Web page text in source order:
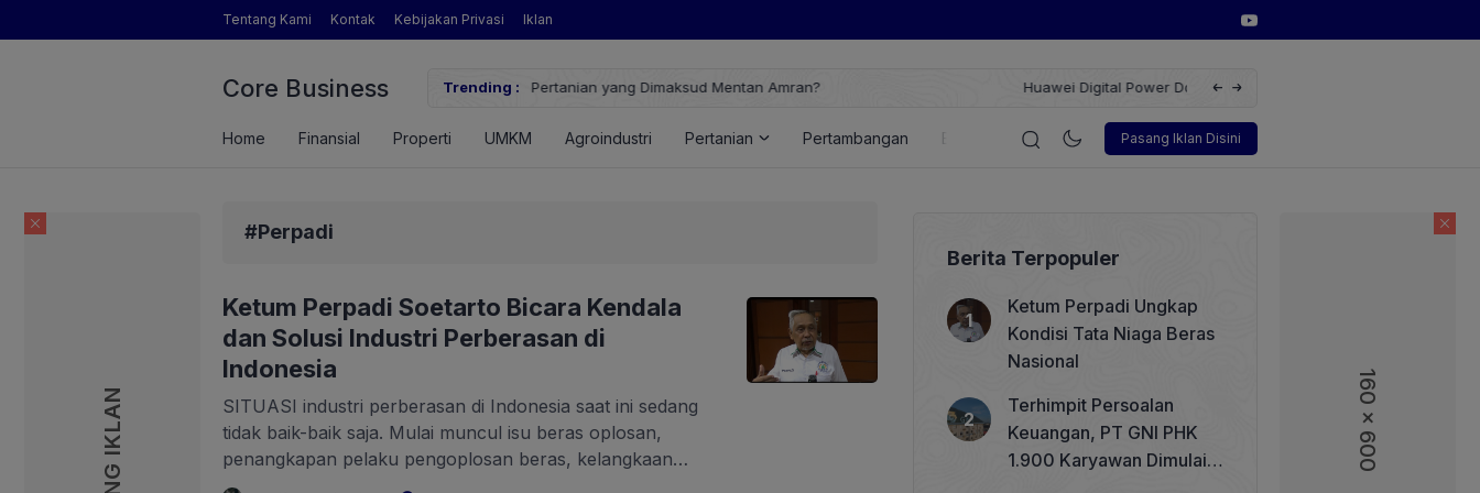
160 x 600
Tentang Kami Kontak Kebijakan Privasi Iklan
Core Business Trending :
Inikah Sosok Pengamat Pertanian yang Dimaksud Mentan Amran?
Huawei Digital Power Dorong Indonesia Menuju Revolusi Energi Terbarukan dengan Solusi
Pasang Iklan Disini
Home Finansial Properti UMKM Agroindustri Pertanian Pertambangan Energi Korporasi Teknologi Otomotif
#Perpadi
Ketum Perpadi Soetarto Bicara Kendala
dan Solusi Industri Perberasan di
Indonesia
SITUASI industri perberasan di Indonesia saat ini sedang
tidak baik-baik saja. Mulai muncul isu beras oplosan,
penangkapan pelaku pengoplosan beras, kelangkaan
ketersediaan beras di pasar tradisional dan modern, harga
Berita Terpopuler
Ketum Perpadi Ungkap
Kondisi Tata Niaga Beras
Nasional
Terhimpit Persoalan
Keuangan, PT GNI PHK
1.900 Karyawan Dimulai 5